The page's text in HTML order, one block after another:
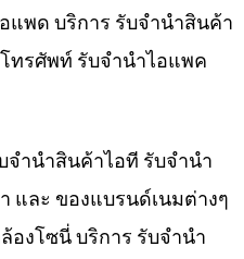
แพด บริการ รับจำนำสินค้า
ทรศัพท์ รับจำนำไอแพค
จำนำสินค้าไอที รับจำนำ
และ ของแบรนด์เนมต่างๆ
องโซนี่ บริการ รับจำนำ